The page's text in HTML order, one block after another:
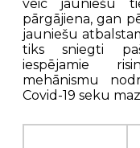
veic jauniešu
pārgājiena, gan
jauniešu
tiks sniegti
iespējamie
mehānismu
Covid-19 seku